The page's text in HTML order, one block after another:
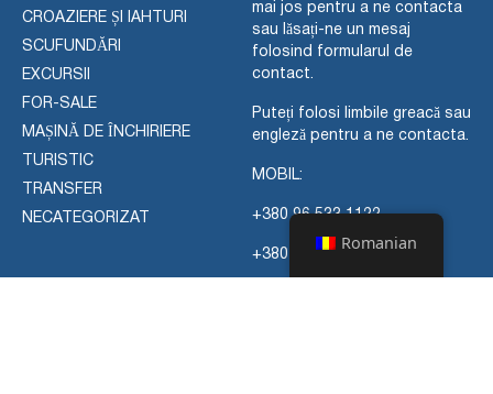
CROAZIERE ȘI IAHTURI
SCUFUNDĂRI
EXCURSII
FOR-SALE
MAȘINĂ DE ÎNCHIRIERE
TURISTIC
TRANSFER
NECATEGORIZAT
mai jos pentru a ne contacta
sau lăsați-ne un mesaj
folosind formularul de
contact.
Puteți folosi limbile greacă sau
engleză pentru a ne contacta.
MOBIL:
+380 96 533 1122
+380 97 907 6151
Romanian